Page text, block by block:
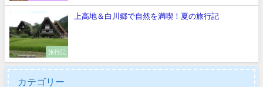
旅行記
上高地＆白川郷で自然を満喫！夏の旅行記
カテゴリー